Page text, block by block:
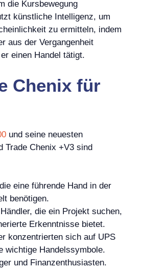
die Kursbewegung
künstliche Intelligenz, um
zu ermitteln, indem
aus der Vergangenheit
einen Handel tätigt.
Chenix für
und seine neuesten
Trade Chenix +V3 sind
eine führende Hand in der
benötigen.
die ein Projekt suchen,
Erkenntnisse bietet.
konzentrierten sich auf UPS
wichtige Handelssymbole.
und Finanzenthusiasten.